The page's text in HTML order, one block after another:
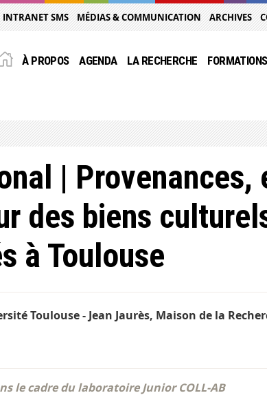
INTRANET SMS MÉDIAS & COMMUNICATION ARCHIVES
À PROPOS AGENDA LA RECHERCHE FORMATIONS
| Provenances,
des biens
à Toulouse
Toulouse - Jean Jaurès, Maison de la
le cadre du laboratoire Junior COLL-AB